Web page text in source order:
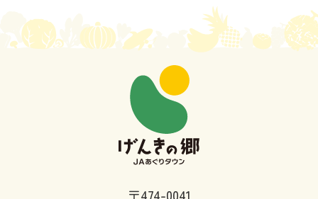
〒474-0041